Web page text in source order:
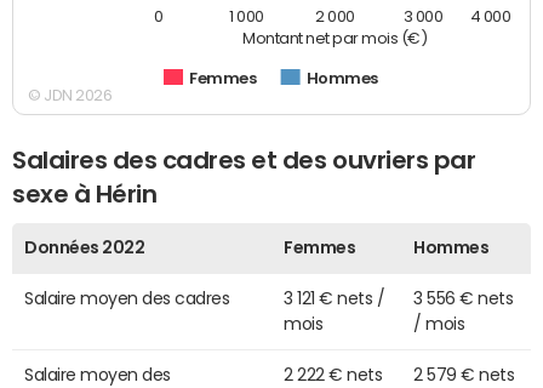
Montant net par mois (€)
Femmes Hommes
0 1 000 2 000 3 000 4 000
© JDN 2026
Salaires des cadres et des ouvriers par
sexe à Hérin
Données 2022 Femmes Hommes
Salaire moyen des cadres
3 121 € nets /
mois
3 556 € nets
/ mois
Salaire moyen des
2 222 € nets
2 579 € nets